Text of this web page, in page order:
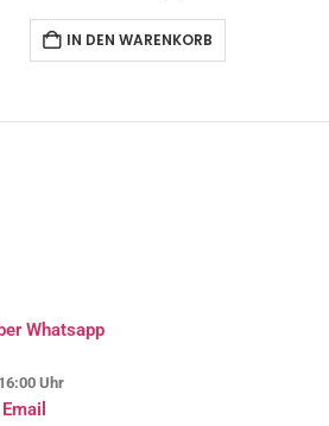
IN DEN WARENKORB
Whatsapp
Uhr